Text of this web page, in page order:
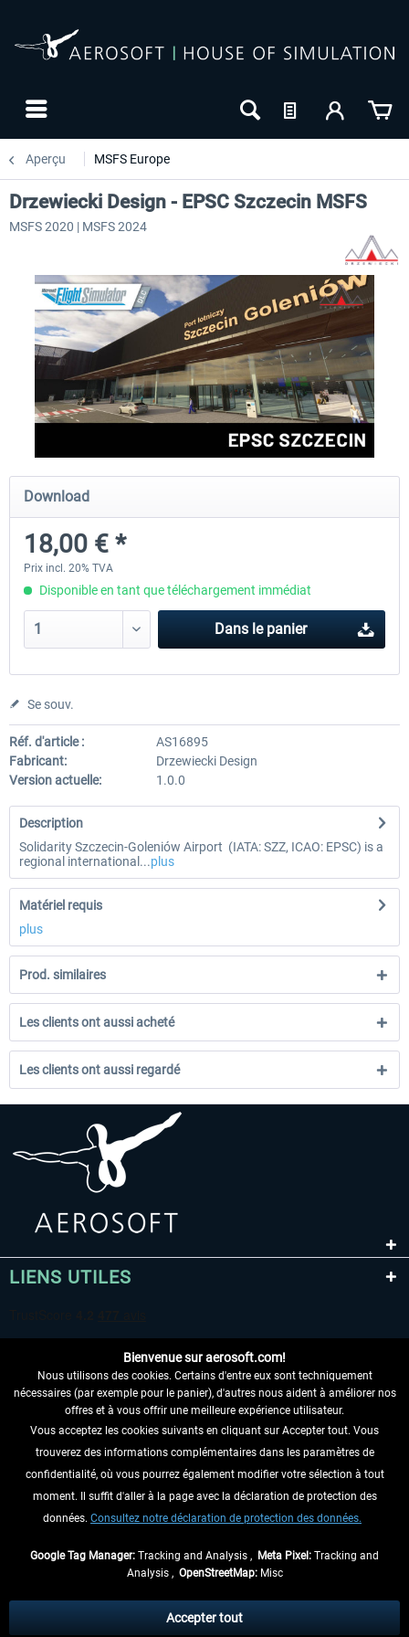
Aperçu MSFS Europe
Aerosoft Airport Cologne/Bonn
18,10 € *
sim-wings Hamburg
Drzewiecki Design - EPSC Szczecin MSFS
MSFS 2020 | MSFS 2024
Download
18,00 € *
Prix incl. 20% TVA
Disponible en tant que téléchargement immédiat
Dans le panier
Se souv.
Réf. d'article :
AS16895
Fabricant:
Drzewiecki Design
Version actuelle:
1.0.0
Description
Solidarity Szczecin-Goleniów Airport (IATA: SZZ, ICAO: EPSC) is a
regional international...plus
Matériel requis
plus
Prod. similaires
Les clients ont aussi acheté
Les clients ont aussi regardé
LIENS UTILES
RENONCER AU CONTRAT ICI
INFORMATIONS
NE MANQUEZ PAS LES DERNIÈRES
échéant, frais de remboursement, si aucune description contraire.
Bienvenue sur aerosoft.com!
Nous utilisons des cookies. Certains d'entre eux sont techniquement
nécessaires (par exemple pour le panier), d'autres nous aident à améliorer nos
offres et à vous offrir une meilleure expérience utilisateur.
Vous acceptez les cookies suivants en cliquant sur Accepter tout. Vous
trouverez des informations complémentaires dans les paramètres de
confidentialité, où vous pourrez également modifier votre sélection à tout
moment. Il suffit d'aller à la page avec la déclaration de protection des
données. Consultez notre déclaration de protection des données.
Google Tag Manager: Tracking and Analysis , Meta Pixel: Tracking and
Analysis , OpenStreetMap:Misc
Accepter tout